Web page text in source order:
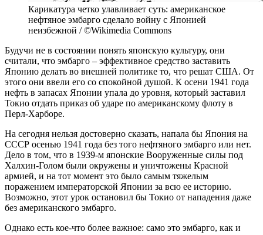
Карикатура четко улавливает суть: американское
нефтяное эмбарго сделало войну с Японией
неизбежной / ©Wikimedia Commons
Будучи не в состоянии понять японскую культуру, они
считали, что эмбарго – эффективное средство заставить
Японию делать во внешней политике то, что решат США. От
этого они ввели его со спокойной душой. К осени 1941 года
нефть в запасах Японии упала до уровня, который заставил
Токио отдать приказ об ударе по американскому флоту в
Перл-Харборе.
На сегодня нельзя достоверно сказать, напала бы Япония на
СССР осенью 1941 года без того нефтяного эмбарго или нет.
Дело в том, что в 1939-м японские Вооруженные силы под
Халхин-Голом были окружены и уничтожены Красной
армией, и на тот момент это было самым тяжелым
поражением императорской Японии за всю ее историю.
Возможно, этот урок остановил бы Токио от нападения даже
без американского эмбарго.
Однако есть кое-что более важное: само это эмбарго, как и